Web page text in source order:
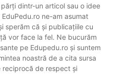
dintr-un articol sau o idee
ne-am asumat
sperăm că și publicațiile cu
vor face la fel. Ne bucurăm
pe Edupedu.ro și suntem
noastră de a cita sursa
reciprocă de respect și